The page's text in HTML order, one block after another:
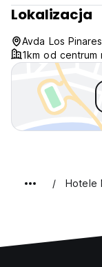
Lokalizacja
Avda Los
1km od centrum
Hotele